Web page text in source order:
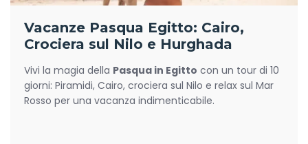
Vacanze Pasqua Egitto: Cairo,
Crociera sul Nilo e Hurghada
Vivi la magia della Pasqua in Egitto con un tour di 10
giorni: Piramidi, Cairo, crociera sul Nilo e relax sul Mar
Rosso per una vacanza indimenticabile.